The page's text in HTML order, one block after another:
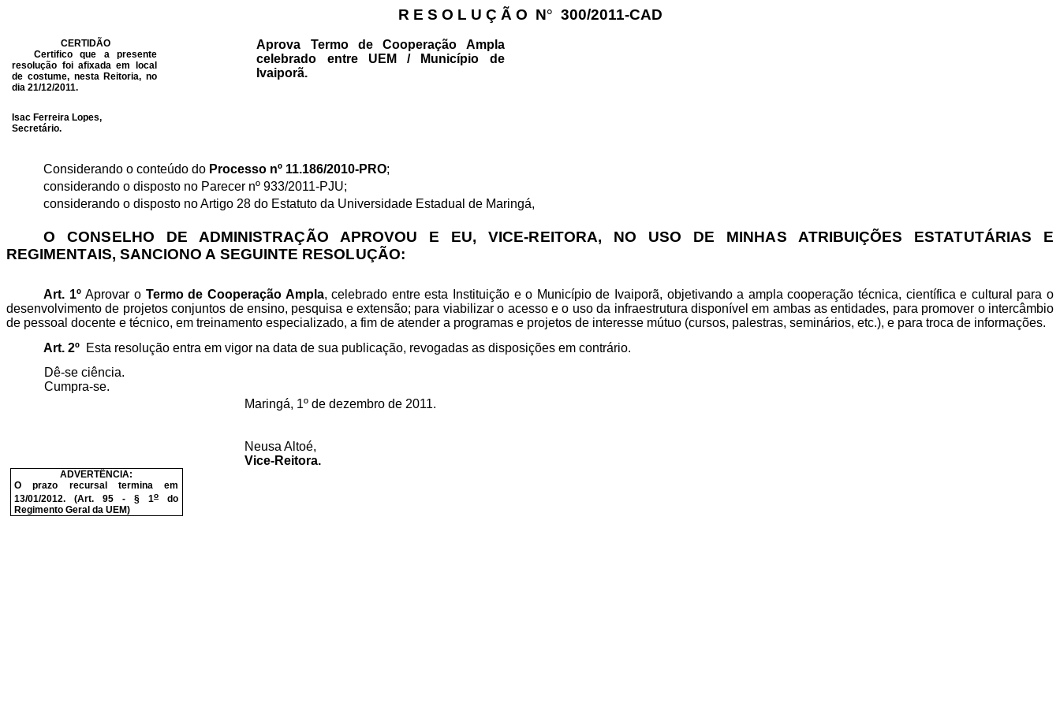
R E S O L U Ç Ã O N° 300/2011-CAD
CERTIDÃO
Certifico que a presente
resolução foi afixada em local
de costume, nesta Reitoria, no
dia 21/12/2011.
Isac Ferreira Lopes,
Secretário.
Aprova Termo de Cooperação Ampla
celebrado entre UEM / Município de
Ivaiporã.
Considerando o conteúdo do Processo nº 11.186/2010-PRO;
considerando o disposto no Parecer nº 933/2011-PJU;
considerando o disposto no Artigo 28 do Estatuto da Universidade Estadual de Maringá,
O CONSELHO DE ADMINISTRAÇÃO APROVOU E EU, VICE-REITORA, NO USO DE MINHAS ATRIBUIÇÕES ESTATUTÁRIAS E
REGIMENTAIS, SANCIONO A SEGUINTE RESOLUÇÃO:
Art. 1ºAprovar o Termo de Cooperação Ampla, celebrado entre esta Instituição e o Município de Ivaiporã, objetivando a ampla cooperação técnica, científica e cultural para o
desenvolvimento de projetos conjuntos de ensino, pesquisa e extensão; para viabilizar o acesso e o uso da infraestrutura disponível em ambas as entidades, para promover o intercâmbio
de pessoal docente e técnico, em treinamento especializado, a fim de atender a programas e projetos de interesse mútuo (cursos, palestras, seminários, etc.), e para troca de informações.
Art. 2º Esta resolução entra em vigor na data de sua publicação, revogadas as disposições em contrário.
Dê-se ciência.
Cumpra-se.
Maringá, 1º de dezembro de 2011.
Neusa Altoé,
Vice-Reitora.
ADVERTÊNCIA:
O prazo recursal termina em
13/01/2012. (Art. 95 - § 1o
do
Regimento Geral da UEM)